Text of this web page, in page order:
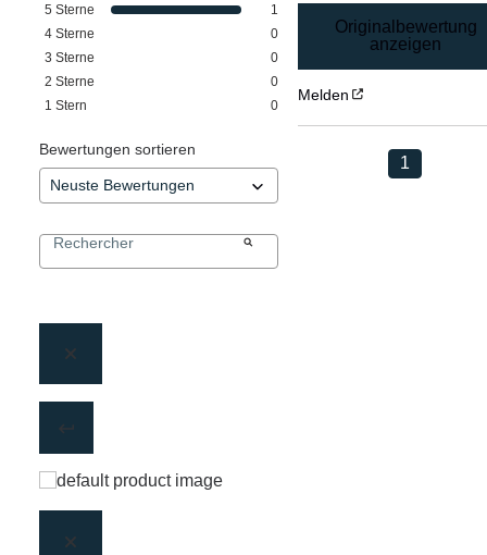
5 Sterne
1
4 Sterne
0
3 Sterne
0
2 Sterne
0
1 Stern 0
Bewertungen sortieren
Originalbewertung
anzeigen
Melden
1